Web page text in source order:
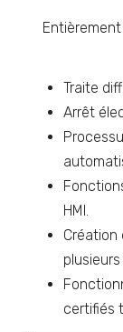
Traite
Arrêt
HMI.
Création
certifiés